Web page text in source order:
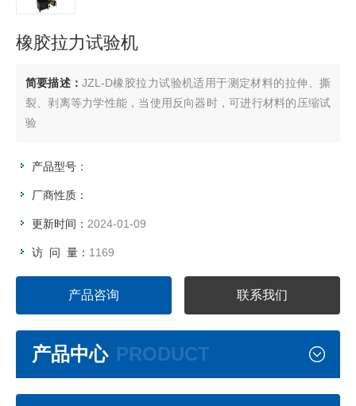
橡胶拉力试验机
简要描述： JZL-D橡胶拉力试验机适用于测定材料的拉伸、撕
裂、剥离等力学性能，当使用反向器时，可进行材料的压缩试
验
产品型号：
厂商性质：
更新时间： 2024-01-09
访 问 量： 1169
产品咨询 联系我们
PRODUCT
产品中心